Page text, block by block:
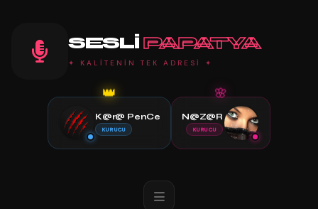
SESLI PAPATYA
✦ KALİTENİN TEK ADRESİ ✦
👑
K@r@ PenCe
KURUCU
🌸
N@Z@R
KURUCU